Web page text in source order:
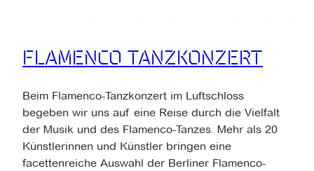
FLAMENCO TANZKONZERT
Beim Flamenco-Tanzkonzert im Luftschloss
begeben wir uns auf eine Reise durch die Vielfalt
der Musik und des Flamenco-Tanzes. Mehr als 20
Künstlerinnen und Künstler bringen eine
facettenreiche Auswahl der Berliner Flamenco-